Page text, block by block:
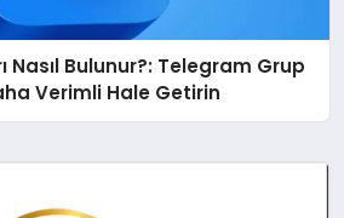
Nasıl Bulunur?: Telegram Grup
Verimli Hale Getirin